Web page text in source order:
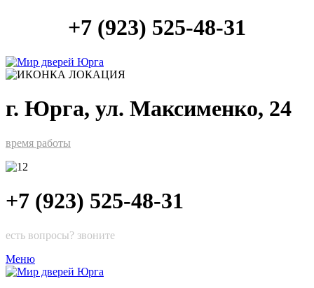
+7 (923) 525-48-31
г. Юрга, ул. Максименко, 24
время работы
+7 (923) 525-48-31
есть вопросы? звоните
Меню